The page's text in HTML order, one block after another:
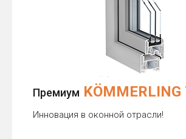
Премиум KÖMMERLING
Инновация в оконной отрасли!